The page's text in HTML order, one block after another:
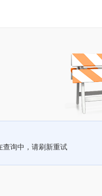
查询中，请刷新重试